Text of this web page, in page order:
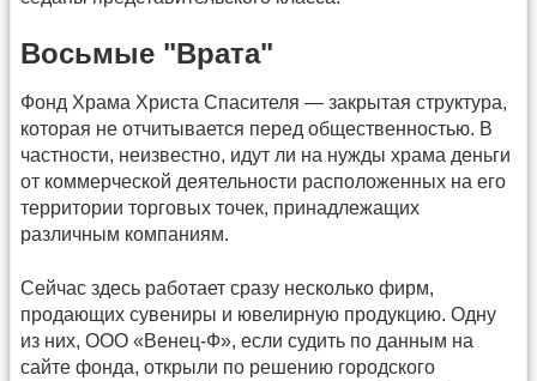
Восьмые "Врата"
Фонд Храма Христа Спасителя — закрытая структура,
которая не отчитывается перед общественностью. В
частности, неизвестно, идут ли на нужды храма деньги
от коммерческой деятельности расположенных на его
территории торговых точек, принадлежащих
различным компаниям.
Сейчас здесь работает сразу несколько фирм,
продающих сувениры и ювелирную продукцию. Одну
из них, ООО «Венец-Ф», если судить по данным на
сайте фонда, открыли по решению городского